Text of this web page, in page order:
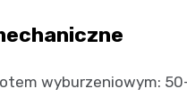
wyburzeniowym: